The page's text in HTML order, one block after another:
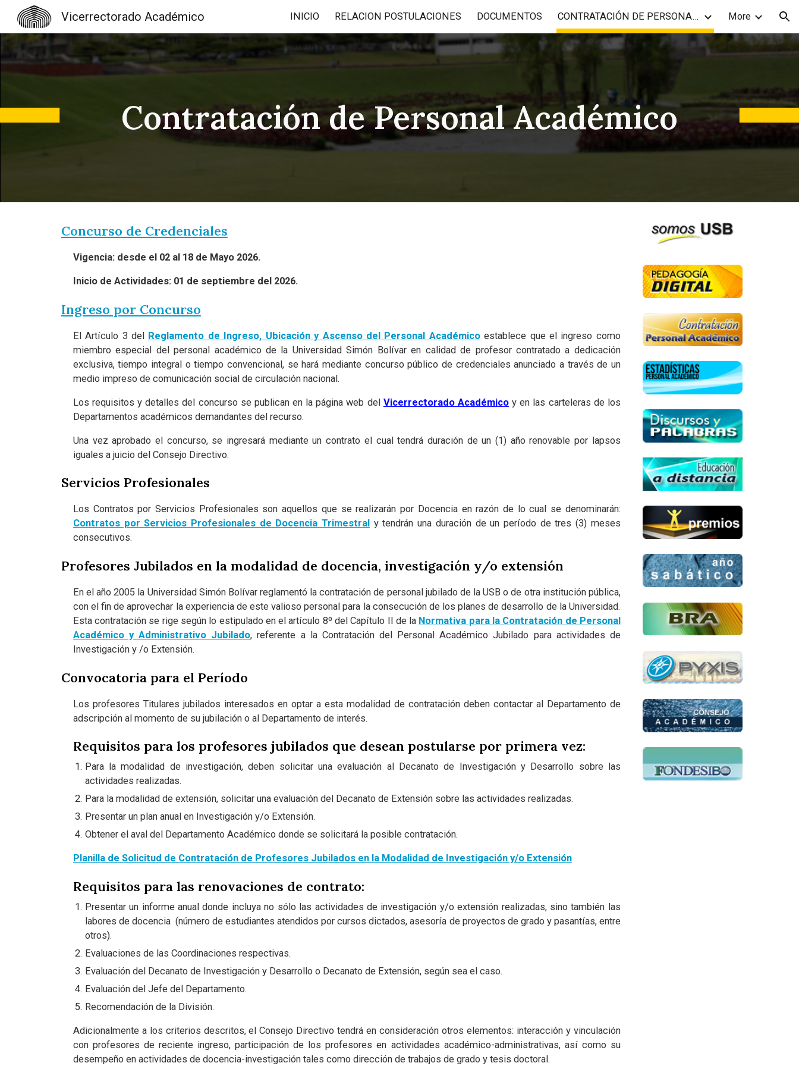
Skip to main content Skip to navigation
Vicerrectorado Académico INICIO RELACION POSTULACIONES DOCUMENTOS CONTRATACIÓN DE PERSONAL ACADÉMICO More
Contratación de Personal Académico
Concurso de Credenciales
Vigencia: desde el 02 al 18 de Mayo 2026.
Inicio de Actividades: 01 de septiembre del 2026.
Ingreso por Concurso
El Artículo 3 del Reglamento de Ingreso, Ubicación y Ascenso del Personal Académicoestablece que el ingreso como
miembro especial del personal académico de la Universidad Simón Bolívar en calidad de profesor contratado a dedicación
exclusiva, tiempo integral o tiempo convencional, se hará mediante concurso público de credenciales anunciado a través de un
medio impreso de comunicación social de circulación nacional.
Los requisitos y detalles del concurso se publican en la página web del Vicerrectorado Académico y en las carteleras de los
Departamentos académicos demandantes del recurso.
Una vez aprobado el concurso, se ingresará mediante un contrato el cual tendrá duración de un (1) año renovable por lapsos
iguales a juicio del Consejo Directivo.
Servicios Profesionales
Los Contratos por Servicios Profesionales son aquellos que se realizarán por Docencia en razón de lo cual se denominarán:
Contratos por Servicios Profesionales de Docencia Trimestral y tendrán una duración de un período de tres (3) meses
consecutivos.
Profesores Jubilados en la modalidad de docencia, investigación y/o extensión
En el año 2005 la Universidad Simón Bolívar reglamentó la contratación de personal jubilado de la USB o de otra institución pública,
con el fin de aprovechar la experiencia de este valioso personal para la consecución de los planes de desarrollo de la Universidad.
Esta contratación se rige según lo estipulado en el artículo 8º del Capítulo II de la Normativa para la Contratación de Personal
Académico y Administrativo Jubilado, referente a la Contratación del Personal Académico Jubilado para actividades de
Investigación y /o Extensión.
Convocatoria para el Período
Los profesores Titulares jubilados interesados en optar a esta modalidad de contratación deben contactar al Departamento de
adscripción al momento de su jubilación o al Departamento de interés.
Requisitos para los profesores jubilados que desean postularse por primera vez:
Para la modalidad de investigación, deben solicitar una evaluación al Decanato de Investigación y Desarrollo sobre las
actividades realizadas.
Para la modalidad de extensión, solicitar una evaluación del Decanato de Extensión sobre las actividades realizadas.
Presentar un plan anual en Investigación y/o Extensión.
Obtener el aval del Departamento Académico donde se solicitará la posible contratación.
Planilla de Solicitud de Contratación de Profesores Jubilados en la Modalidad de Investigación y/o Extensión
Requisitos para las renovaciones de contrato:
Presentar un informe anual donde incluya no sólo las actividades de investigación y/o extensión realizadas, sino también las
labores de docencia (número de estudiantes atendidos por cursos dictados, asesoría de proyectos de grado y pasantías, entre
otros).
Evaluaciones de las Coordinaciones respectivas.
Evaluación del Decanato de Investigación y Desarrollo o Decanato de Extensión, según sea el caso.
Evaluación del Jefe del Departamento.
Recomendación de la División.
Adicionalmente a los criterios descritos, el Consejo Directivo tendrá en consideración otros elementos: interacción y vinculación
con profesores de reciente ingreso, participación de los profesores en actividades académico-administrativas, así como su
desempeño en actividades de docencia-investigación tales como dirección de trabajos de grado y tesis doctoral.